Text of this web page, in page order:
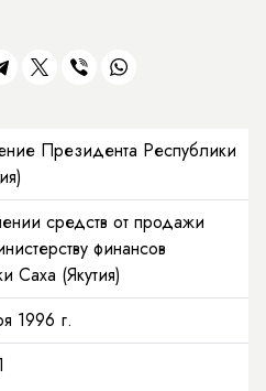
Президента Республики
средств от продажи
финансов
Саха (Якутия)
1996 г.